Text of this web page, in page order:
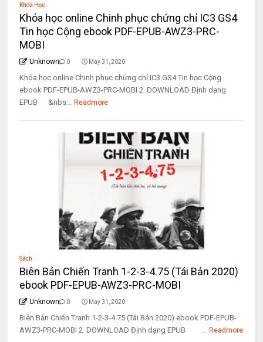
Khóa Học
Khóa học online Chinh phục chứng chỉ IC3 GS4
Tin học Cộng ebook PDF-EPUB-AWZ3-PRC-
MOBI
Unknown 0 May 31, 2020
Khóa học online Chinh phục chứng chỉ IC3 GS4 Tin học Cộng
ebook PDF-EPUB-AWZ3-PRC-MOBI 2. DOWNLOAD Định dạng
EPUB &nbs... Readmore
Sách
Biên Bản Chiến Tranh 1-2-3-4.75 (Tái Bản 2020)
ebook PDF-EPUB-AWZ3-PRC-MOBI
Unknown 0 May 31, 2020
Biên Bản Chiến Tranh 1-2-3-4.75 (Tái Bản 2020) ebook PDF-EPUB-
AWZ3-PRC-MOBI 2. DOWNLOAD Định dạng EPUB ... Readmore